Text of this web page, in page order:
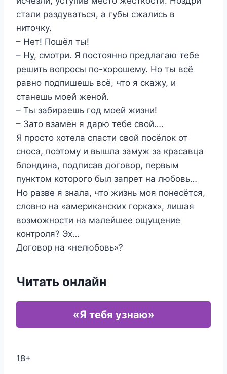
стали раздуваться, а губы сжались в
ниточку.
– Нет! Пошёл ты!
– Ну, смотри. Я постоянно предлагаю тебе
решить вопросы по-хорошему. Но ты всё
равно подпишешь всё, что я скажу, и
станешь моей женой.
– Ты забираешь год моей жизни!
– Зато взамен я дарю тебе свой….
Я просто хотела спасти свой посёлок от
сноса, поэтому и вышла замуж за красавца
блондина, подписав договор, первым
пунктом которого был запрет на любовь…
Но разве я знала, что жизнь моя понесётся,
словно на «американских горках», лишая
возможности на малейшее ощущение
контроля? Эх…
Договор на «нелюбовь»?
Читать онлайн
«Я тебя узнаю»
18+